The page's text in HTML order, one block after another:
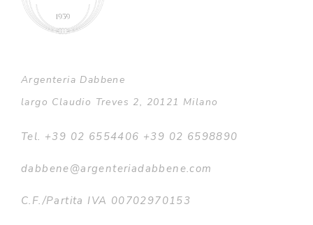
Argenteria Dabbene
largo Claudio Treves 2, 20121 Milano
Tel. +39 02 6554406 +39 02 6598890
dabbene@argenteriadabbene.com
C.F./Partita IVA 00702970153